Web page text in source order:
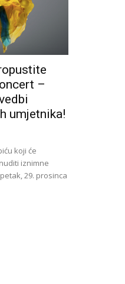
–
umjetnika!
koji će
iznimne
29. prosinca